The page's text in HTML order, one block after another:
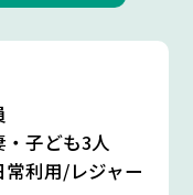
・子ども3人
常利用/レジャー